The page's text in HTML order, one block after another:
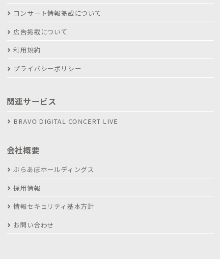
コンサート情報掲載について
広告掲載について
利用規約
プライバシーポリシー
関連サービス
BRAVO DIGITAL CONCERT LIVE
会社概要
ぶらあぼホールディングス
採用情報
情報セキュリティ基本方針
お問い合わせ